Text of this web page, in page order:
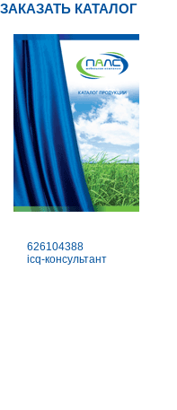
ЗАКАЗАТЬ КАТАЛОГ
626104388
icq-консультант